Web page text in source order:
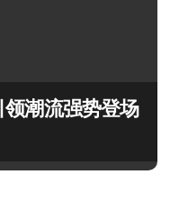
潮流强势登场